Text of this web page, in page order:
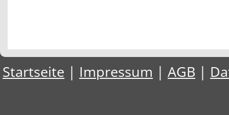
Startseite | Impressum | AGB |